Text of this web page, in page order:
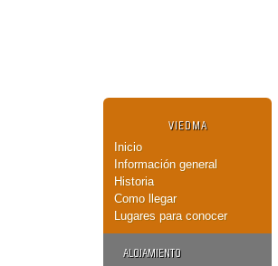
VIEDMA
Inicio
Información general
Historia
Como llegar
Lugares para conocer
ALOJAMIENTO